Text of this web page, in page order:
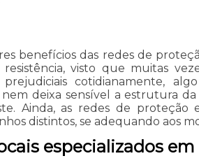
benefícios das redes de
visto que muitas
cotidianamente,
deixa sensível a estrutura
Ainda, as redes de proteção
distintos, se adequando aos
especializados em